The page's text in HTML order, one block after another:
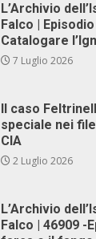
L’Archivio
Falco |
Catalogare
7 Luglio 2026
Il caso
speciale nei
CIA
2 Luglio 2026
L’Archivio
Falco | 46909 -